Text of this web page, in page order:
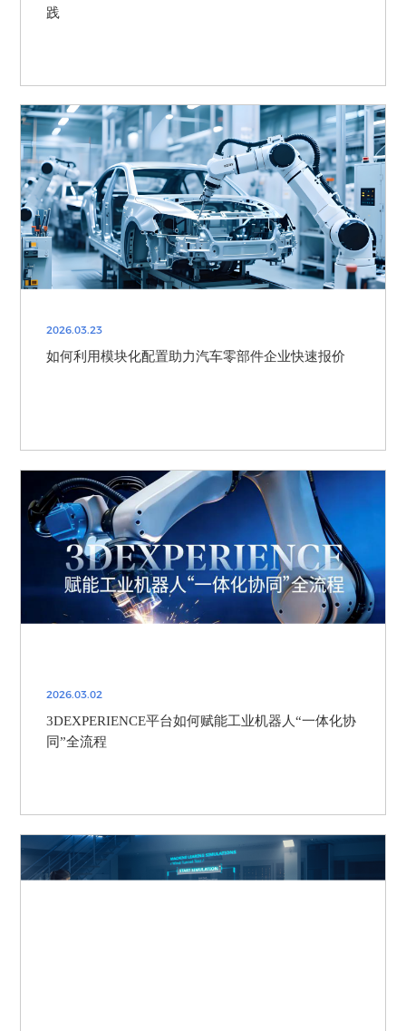
践
2026.03.23
如何利用模块化配置助力汽车零部件企业快速报价
2026.03.02
3DEXPERIENCE平台如何赋能工业机器人“一体化协
同”全流程